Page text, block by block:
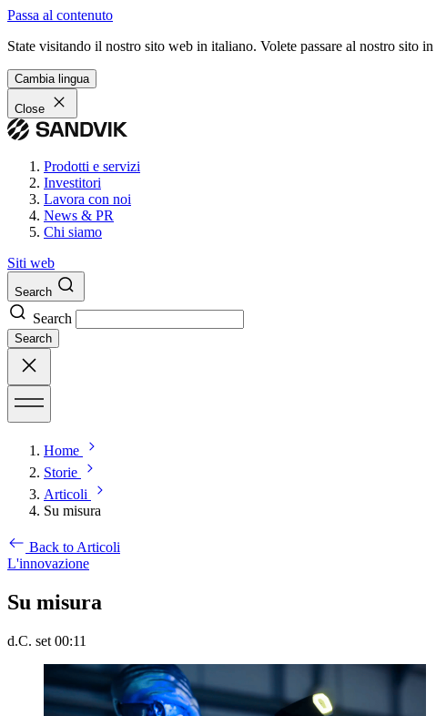
Passa al contenuto
State visitando il nostro sito web in italiano. Volete passare al nostro sito
Cambia lingua
Close
Prodotti e servizi
Investitori
Lavora con noi
News & PR
Chi siamo
Siti web
Search
Search
Search
Home
Storie
Articoli
Su misura
Back to Articoli
L'innovazione
Su misura
d.C. set 00:11